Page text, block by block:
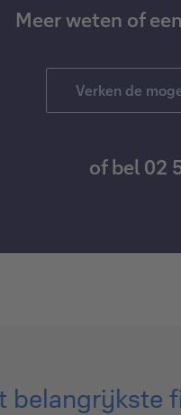
Meer weten of
Verken de
of bel 02
belangrijkste